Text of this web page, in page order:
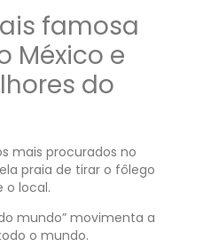
famosa
México e
do
mais procurados no
praia de tirar o fôlego
o local.
mundo” movimenta a
o mundo.